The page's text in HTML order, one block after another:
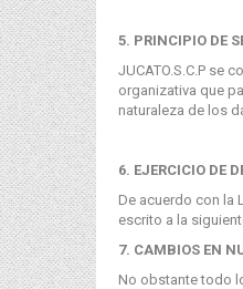
5. PRINCIPIO DE
JUCATO.S.C.P se
organizativa que
naturaleza de los
6. EJERCICIO DE
De acuerdo con la
escrito a la
7. CAMBIOS EN
No obstante todo